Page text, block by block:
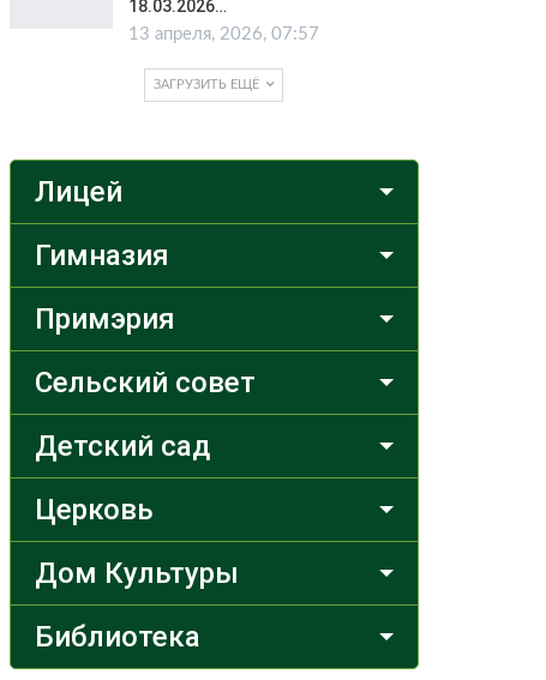
18.03.2026…
13 апреля, 2026, 07:57
ЗАГРУЗИТЬ ЕЩЁ
Лицей
Гимназия
Примэрия
Сельский совет
Детский сад
Церковь
Дом Культуры
Библиотека